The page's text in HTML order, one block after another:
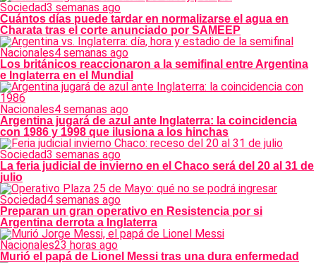
Sociedad3 semanas ago
Cuántos días puede tardar en normalizarse el agua en
Charata tras el corte anunciado por SAMEEP
Nacionales4 semanas ago
Los británicos reaccionaron a la semifinal entre Argentina
e Inglaterra en el Mundial
Nacionales4 semanas ago
Argentina jugará de azul ante Inglaterra: la coincidencia
con 1986 y 1998 que ilusiona a los hinchas
Sociedad3 semanas ago
La feria judicial de invierno en el Chaco será del 20 al 31 de
julio
Sociedad4 semanas ago
Preparan un gran operativo en Resistencia por si
Argentina derrota a Inglaterra
Nacionales23 horas ago
Murió el papá de Lionel Messi tras una dura enfermedad